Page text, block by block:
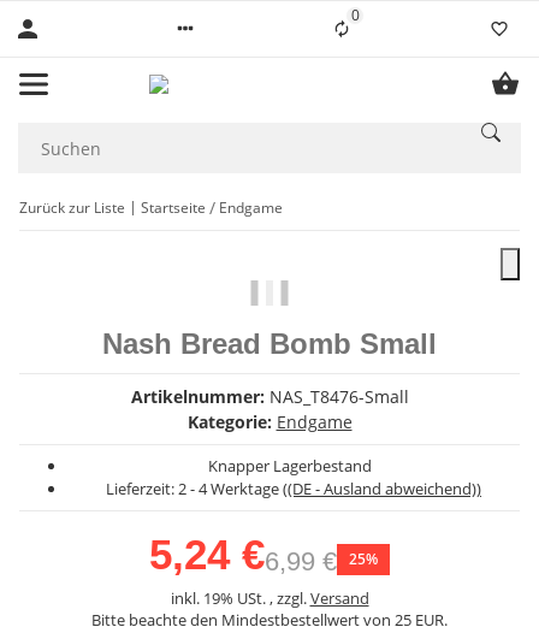
0Liste ist leer
Zurück zur Liste Startseite Endgame
Nash Bread Bomb Small
Artikelnummer: NAS_T8476-Small
Kategorie: Endgame
Knapper Lagerbestand
Lieferzeit:2 - 4 Werktage((DE - Ausland abweichend))
5,24 €6,99 € 25%
inkl. 19% USt. , zzgl.Versand
Bitte beachte den Mindestbestellwert von 25 EUR.